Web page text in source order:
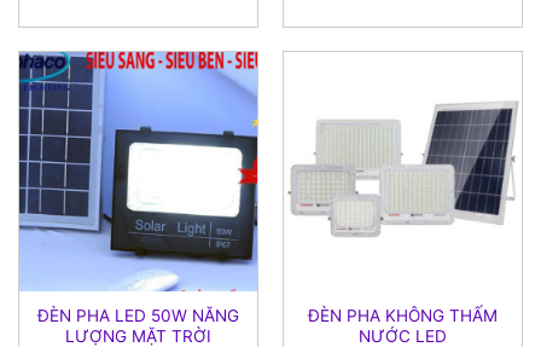
ĐÈN PHA LED 50W NĂNG
LƯỢNG MẶT TRỜI
ĐÈN PHA KHÔNG THẤM
NƯỚC LED